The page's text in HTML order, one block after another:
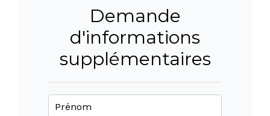
Demande
d'informations
supplémentaires